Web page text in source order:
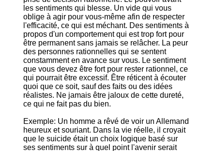
les sentiments qui blesse. Un vide qui vous
oblige à agir pour vous-même afin de respecter
l'efficacité, ce qui est méchant. Des sentiments à
propos d'un comportement qui est trop fort pour
être permanent sans jamais se relâcher. La peur
des personnes rationnelles qui se sentent
constamment en avance sur vous. Le sentiment
que vous devez être fort pour rester rationnel, ce
qui pourrait être excessif. Être réticent à écouter
quoi que ce soit, sauf des faits ou des idées
réalistes. Ne jamais être jaloux de cette dureté,
ce qui ne fait pas du bien.
Exemple: Un homme a rêvé de voir un Allemand
heureux et souriant. Dans la vie réelle, il croyait
que le suicide était un choix logique basé sur
ses sentiments sur à quel point l'avenir serait